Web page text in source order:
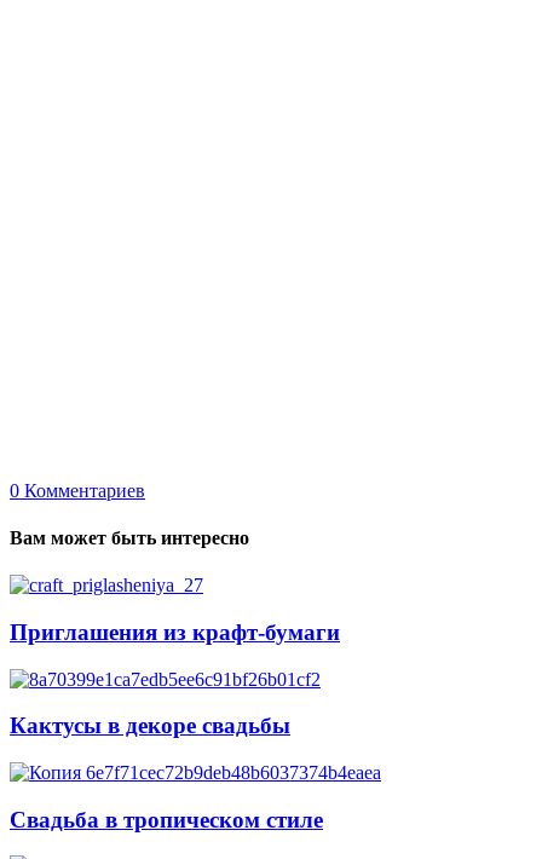
0 Комментариев
Вам может быть интересно
Приглашения из крафт-бумаги
Кактусы в декоре свадьбы
Свадьба в тропическом стиле